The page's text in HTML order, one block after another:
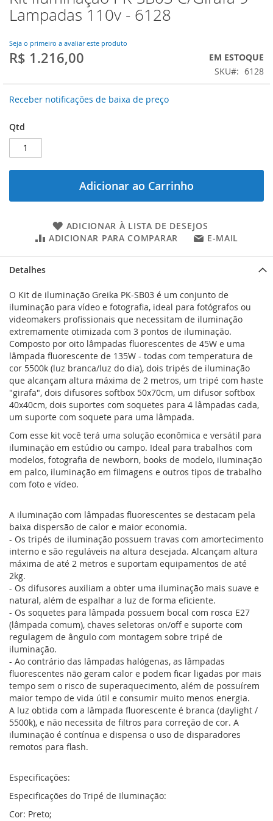
para
o
da
Galeria
Lampadas 110v - 6128
Seja o primeiro a avaliar este produto
R$ 1.216,00
EM ESTOQUE
SKU
6128
Receber notificações de baixa de preço
Qtd
Adicionar ao Carrinho
ADICIONAR À LISTA DE DESEJOS
ADICIONAR PARA COMPARAR
E-MAIL
Detalhes
O Kit de iluminação Greika PK-SB03 é um conjunto de
iluminação para vídeo e fotografia, ideal para fotógrafos ou
videomakers profissionais que necessitam de iluminação
extremamente otimizada com 3 pontos de iluminação.
Composto por oito lâmpadas fluorescentes de 45W e uma
lâmpada fluorescente de 135W - todas com temperatura de
cor 5500k (luz branca/luz do dia), dois tripés de iluminação
que alcançam altura máxima de 2 metros, um tripé com haste
"girafa", dois difusores softbox 50x70cm, um difusor softbox
40x40cm, dois suportes com soquetes para 4 lâmpadas cada,
um suporte com soquete para uma lâmpada.
Com esse kit você terá uma solução econômica e versátil para
iluminação em estúdio ou campo. Ideal para trabalhos com
modelos, fotografia de newborn, books de modelo, iluminação
em palco, iluminação em filmagens e outros tipos de trabalho
com foto e vídeo.
A iluminação com lâmpadas fluorescentes se destacam pela
baixa dispersão de calor e maior economia.
- Os tripés de iluminação possuem travas com amortecimento
interno e são reguláveis na altura desejada. Alcançam altura
máxima de até 2 metros e suportam equipamentos de até
2kg.
- Os difusores auxiliam a obter uma iluminação mais suave e
natural, além de espalhar a luz de forma eficiente.
- Os soquetes para lâmpada possuem bocal com rosca E27
(lâmpada comum), chaves seletoras on/off e suporte com
regulagem de ângulo com montagem sobre tripé de
iluminação.
- Ao contrário das lâmpadas halógenas, as lâmpadas
fluorescentes não geram calor e podem ficar ligadas por mais
tempo sem o risco de superaquecimento, além de possuírem
maior tempo de vida útil e consumir muito menos energia.
A luz obtida com a lâmpada fluorescente é branca (daylight /
5500k), e não necessita de filtros para correção de cor. A
iluminação é contínua e dispensa o uso de disparadores
remotos para flash.
Especificações:
Especificações do Tripé de Iluminação:
Cor: Preto;